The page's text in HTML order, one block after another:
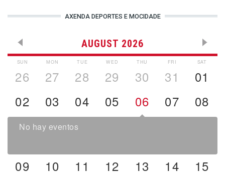
AXENDA DEPORTES E MOCIDADE
AUGUST 2026
SUN
26
MON
27
TUE
28
WED
29
THU
30
FRI
31
SAT
01
02
03 04 05 06 07 08
No hay eventos
09 10 11 12 13 14
15